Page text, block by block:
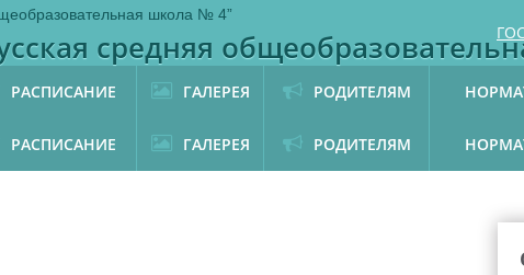
средняя
РАСПИСАНИЕ ГАЛЕРЕЯ РОДИТЕЛЯМ
РАСПИСАНИЕ ГАЛЕРЕЯ РОДИТЕЛЯМ